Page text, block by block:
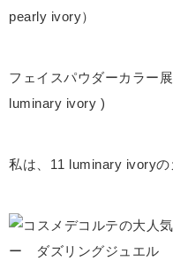
pearly ivory）
フェイスパウダーカラー
luminary ivory )
私は、 11 luminary ivoryの